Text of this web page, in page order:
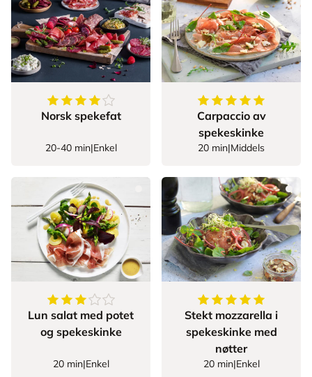
4.5av5 stjerner
Norsk spekefat
20-40 min|Enkel
5av5stjerner
Carpaccio av
spekeskinke
20 min|Middels
3.5av5stjerner
Lun salat med potet
og spekeskinke
20 min|Enkel
5av5stjerner
Stekt mozzarella i
spekeskinke med
nøtter
20 min|Enkel